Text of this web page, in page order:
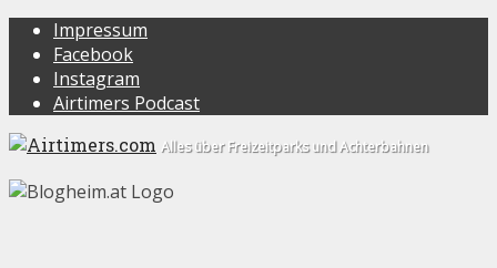
Impressum
Facebook
Instagram
Airtimers Podcast
Alles über Freizeitparks und Achterbahnen